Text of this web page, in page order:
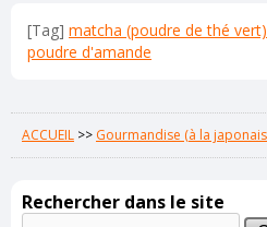
[Tag] matcha (poudre de thé vert)
poudre d'amande
ACCUEIL >> Gourmandise (à la
Rechercher dans le site